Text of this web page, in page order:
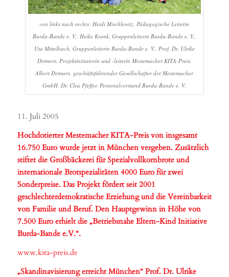
von links nach rechts: Heidi Mischlewitz, Pädagogische Leiterin
Burda-Bande e. V., Heike Krank, Gruppenleiterin Burda-Bande e. V.,
Uta Mittelbach, Gruppenleiterin Burda-Bande e. V., Prof. Dr. Ulrike
Detmers, Projektinitiatorin und -leiterin Mestemacher KITA-Preis,
Albert Detmers, geschäftsführender Gesellschafter der Mestemacher
GmbH, Dr. Clea Pfeffer, Personalvorstand Burda-Bande e. V.
11. Juli 2005
Hochdotierter Mestemacher KITA-Preis von insgesamt
16.750 Euro wurde jetzt in München vergeben. Zusätzlich
stiftet die Großbäckerei für Spezialvollkornbrote und
internationale Brotspezialitäten 4000 Euro für zwei
Sonderpreise. Das Projekt fördert seit 2001
geschlechterdemokratische Erziehung und die Vereinbarkeit
von Familie und Beruf. Den Hauptgewinn in Höhe von
7.500 Euro erhielt die „Betriebsnahe Eltern-Kind Initiative
Burda-Bande e.V.“.
www.kita-preis.de
„Skandinavisierung erreicht München“ Prof. Dr. Ulrike